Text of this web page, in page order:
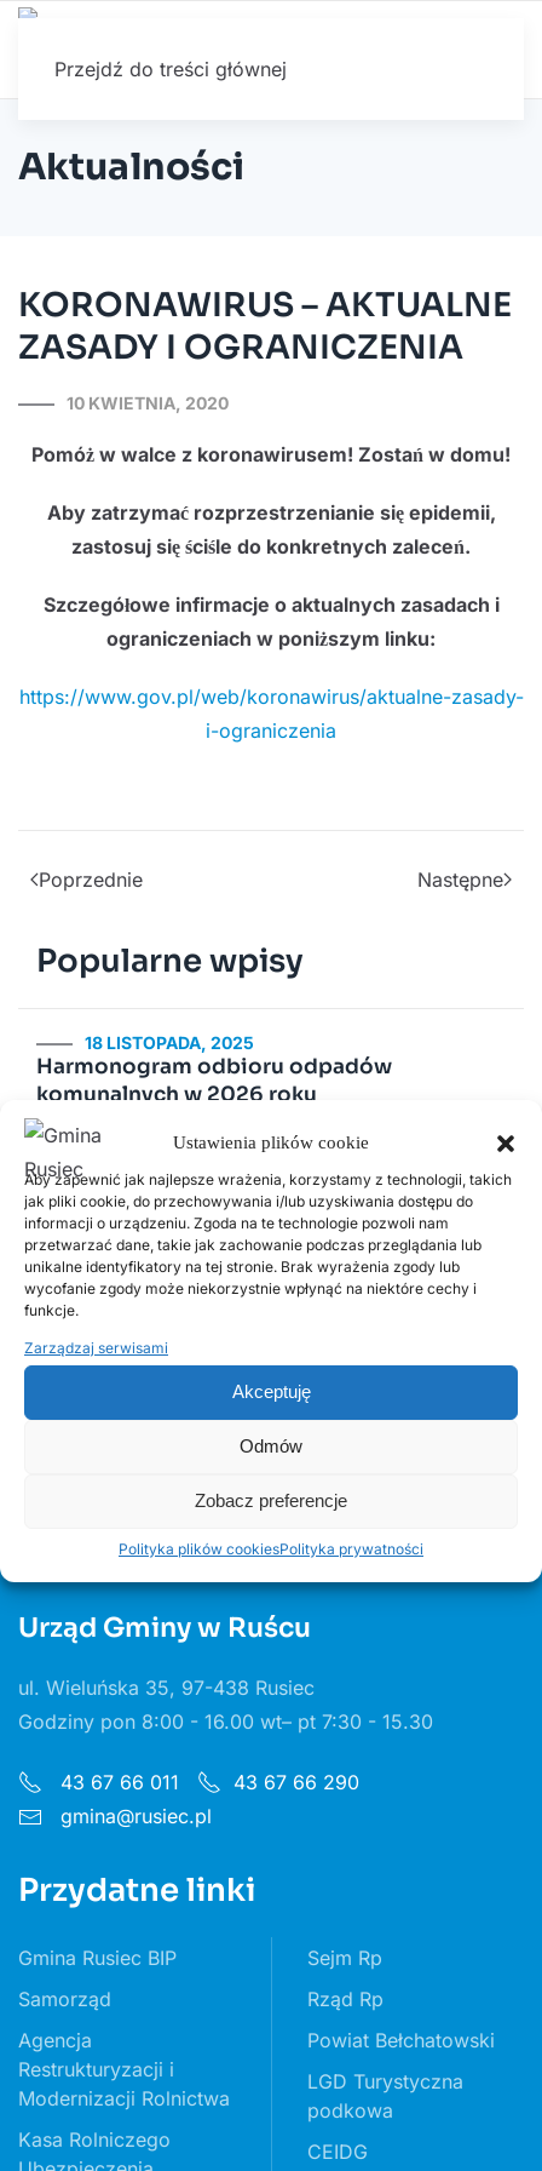
Ustawienia plików cookie
Aby zapewnić jak najlepsze wrażenia, korzystamy z technologii, takich
jak pliki cookie, do przechowywania i/lub uzyskiwania dostępu do
informacji o urządzeniu. Zgoda na te technologie pozwoli nam
przetwarzać dane, takie jak zachowanie podczas przeglądania lub
unikalne identyfikatory na tej stronie. Brak wyrażenia zgody lub
wycofanie zgody może niekorzystnie wpłynąć na niektóre cechy i
funkcje.
Zarządzaj serwisami
Akceptuję
Odmów
Zobacz preferencje
Polityka plików cookiesPolityka prywatności
Przejdź do treści głównej
Aktualności
KORONAWIRUS – AKTUALNE
ZASADY I OGRANICZENIA
10 KWIETNIA, 2020
Pomóż w walce z koronawirusem! Zostań w domu!
Aby zatrzymać rozprzestrzenianie się epidemii,
zastosuj się ściśle do konkretnych zaleceń.
Szczegółowe infirmacje o aktualnych zasadach i
ograniczeniach w poniższym linku:
https://www.gov.pl/web/koronawirus/aktualne-zasady-
i-ograniczenia
Poprzednie Następne
Popularne wpisy
18 LISTOPADA, 2025
Harmonogram odbioru odpadów
komunalnych w 2026 roku
PSZOK Rusiec – godziny otwarcia, lokalizacja i
zasady przyjmowania odpadów
14 LIPCA, 2020
Kurenda
30 CZERWCA, 2026
Odnawialne źródła energii w Gminie Rusiec –
edycja 2, Fundusze Europejskie
Urząd Gminy w Ruścu
ul. Wieluńska 35, 97-438 Rusiec
Godziny pon 8:00 - 16.00 wt– pt 7:30 - 15.30
43 67 66 011
43 67 66 290
gmina@rusiec.pl
Przydatne linki
Gmina Rusiec BIP
Samorząd
Agencja
Restrukturyzacji i
Modernizacji Rolnictwa
Kasa Rolniczego
Sejm Rp
Rząd Rp
Powiat Bełchatowski
LGD Turystyczna
podkowa
CEIDG